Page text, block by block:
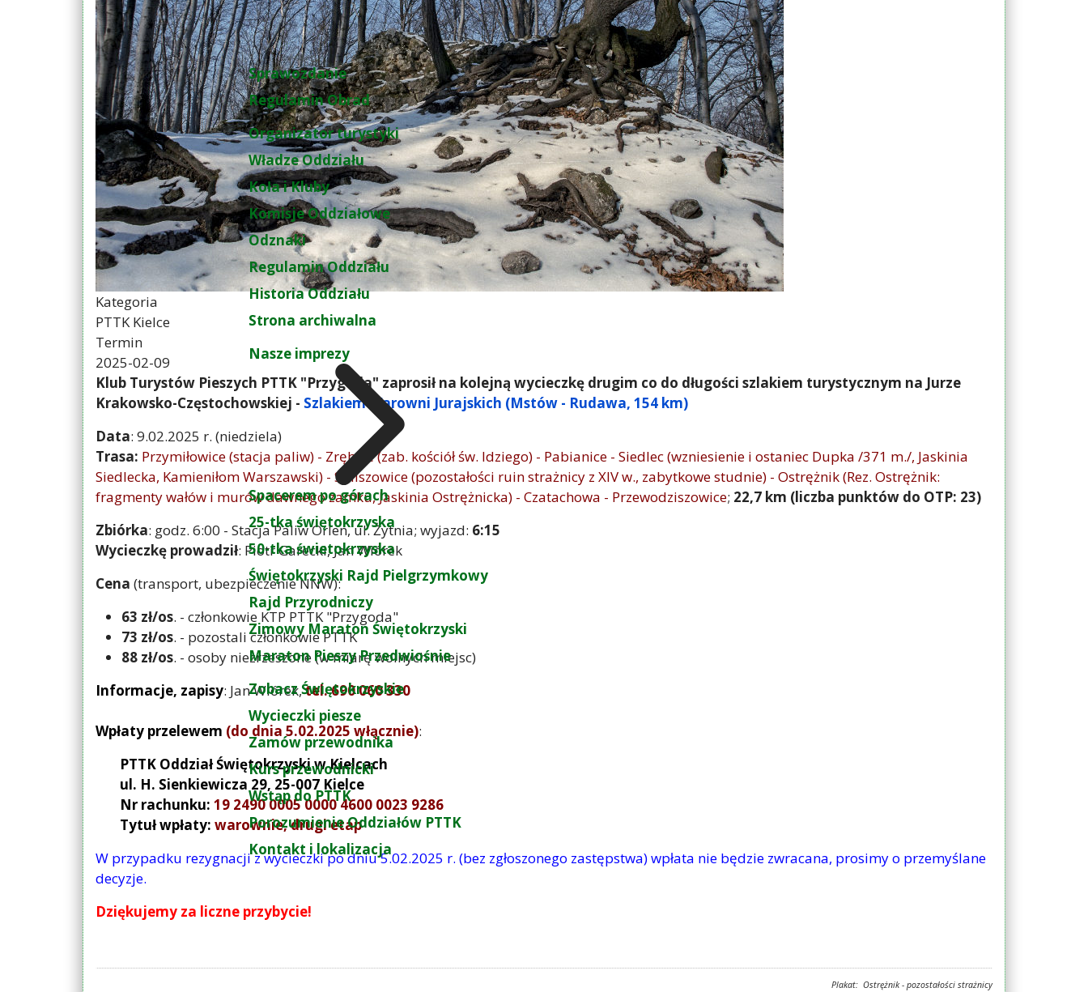
Sprawozdanie
Regulamin Obrad
Organizator turystyki
Władze Oddziału
Koła i Kluby
Komisje Oddziałowe
Odznaki
Regulamin Oddziału
Historia Oddziału
Strona archiwalna
Nasze imprezy
Spacerem po górach
25-tka świętokrzyska
50-tka świetokrzyska
Świętokrzyski Rajd Pielgrzymkowy
Rajd Przyrodniczy
Zimowy Maraton Świętokrzyski
Maraton Pieszy Przedwiośnie
Zobacz Świętokrzyskie
Wycieczki piesze
Zamów przewodnika
Kurs przewodnicki
Wstąp do PTTK
Porozumienie Oddziałów PTTK
Kontakt i lokalizacja
Kategoria
PTTK Kielce
Termin
2025-02-09
Klub Turystów Pieszych PTTK "Przygoda" zaprosił na kolejną wycieczkę drugim co do długości szlakiem turystycznym na Jurze
Krakowsko-Częstochowskiej - Szlakiem Warowni Jurajskich (Mstów - Rudawa, 154 km)
Data: 9.02.2025 r. (niedziela)
Trasa: Przymiłowice (stacja paliw) - Zrębice (zab. kościół św. Idziego) - Pabianice - Siedlec (wzniesienie i ostaniec Dupka /371 m./, Jaskinia
Siedlecka, Kamieniłom Warszawski) - Suliszowice (pozostałości ruin strażnicy z XIV w., zabytkowe studnie) - Ostrężnik (Rez. Ostrężnik:
fragmenty wałów i murów dawnego zamku, Jaskinia Ostrężnicka) - Czatachowa - Przewodziszowice; 22,7 km (liczba punktów do OTP: 23)
Zbiórka: godz. 6:00 - Stacja Paliw Orlen, ul. Żytnia; wyjazd: 6:15
Wycieczkę prowadził: Piotr Garecki, Jan Wiórek
Cena (transport, ubezpieczenie NNW):
63 zł/os. - członkowie KTP PTTK "Przygoda"
73 zł/os. - pozostali członkowie PTTK
88 zł/os. - osoby niezrzeszone (w miarę wolnych miejsc)
Informacje, zapisy: Jan Wiórek,tel. 690 060 330
Wpłaty przelewem (do dnia 5.02.2025 włącznie):
PTTK Oddział Świętokrzyski w Kielcach
ul. H. Sienkiewicza 29, 25-007 Kielce
Nr rachunku: 19 2490 0005 0000 4600 0023 9286
Tytuł wpłaty: warownie, drugi etap
W przypadku rezygnacji z wycieczki po dniu 5.02.2025 r. (bez zgłoszonego zastępstwa) wpłata nie będzie zwracana, prosimy o przemyślane
decyzje.
Dziękujemy za liczne przybycie!
Plakat: Ostrężnik - pozostałości strażnicy